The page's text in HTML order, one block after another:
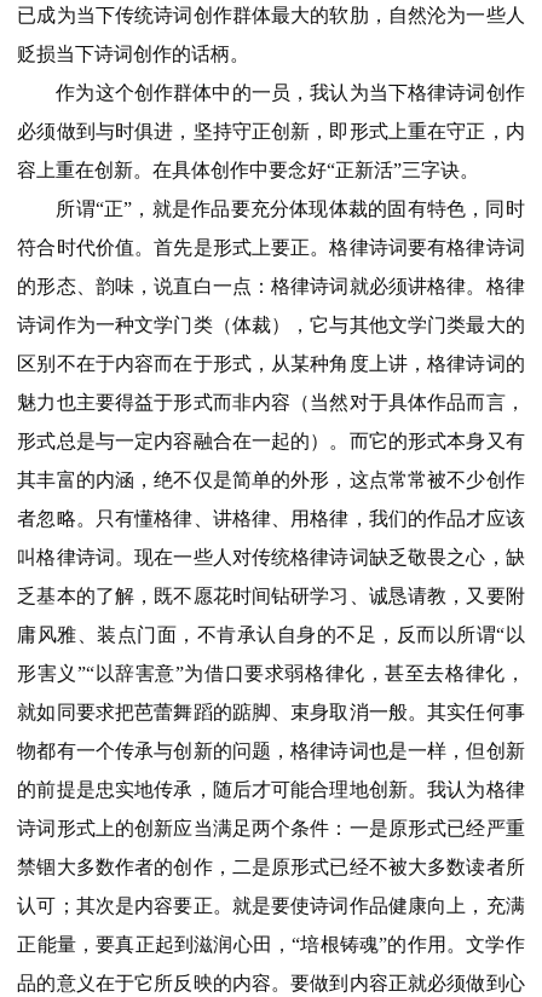
已成为当下传统诗词创作群体最大的软肋，自然沦为一些人
贬损当下诗词创作的话柄。
作为这个创作群体中的一员，我认为当下格律诗词创作
必须做到与时俱进，坚持守正创新，即形式上重在守正，内
容上重在创新。在具体创作中要念好“正新活”三字诀。
所谓“正”，就是作品要充分体现体裁的固有特色，同时
符合时代价值。首先是形式上要正。格律诗词要有格律诗词
的形态、韵味，说直白一点：格律诗词就必须讲格律。格律
诗词作为一种文学门类（体裁），它与其他文学门类最大的
区别不在于内容而在于形式，从某种角度上讲，格律诗词的
魅力也主要得益于形式而非内容（当然对于具体作品而言，
形式总是与一定内容融合在一起的）。而它的形式本身又有
其丰富的内涵，绝不仅是简单的外形，这点常常被不少创作
者忽略。只有懂格律、讲格律、用格律，我们的作品才应该
叫格律诗词。现在一些人对传统格律诗词缺乏敬畏之心，缺
乏基本的了解，既不愿花时间钻研学习、诚恳请教，又要附
庸风雅、装点门面，不肯承认自身的不足，反而以所谓“以
形害义”“以辞害意”为借口要求弱格律化，甚至去格律化，
就如同要求把芭蕾舞蹈的踮脚、束身取消一般。其实任何事
物都有一个传承与创新的问题，格律诗词也是一样，但创新
的前提是忠实地传承，随后才可能合理地创新。我认为格律
诗词形式上的创新应当满足两个条件：一是原形式已经严重
禁锢大多数作者的创作，二是原形式已经不被大多数读者所
认可；其次是内容要正。就是要使诗词作品健康向上，充满
正能量，要真正起到滋润心田，“培根铸魂”的作用。文学作
品的意义在于它所反映的内容。要做到内容正就必须做到心